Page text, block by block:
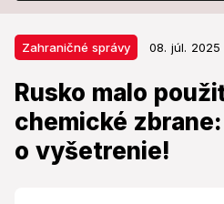
Zahraničné správy 08. júl. 2025
Rusko malo
chemické
o vyšetrenie!
Zahraničné správy 08. júl.
Rusko malo použiť
chemické zbrane:
vyšetrenie!